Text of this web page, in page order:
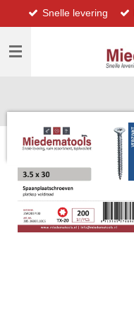
direct
naar
hoofdinhoud
Snelle levering